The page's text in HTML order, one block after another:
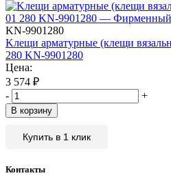
KN-9901280
Kлещи арматурные (клещи
280 KN-9901280
Цена:
3 574 ₽
-
+
В корзину
Купить в 1 клик
Контакты